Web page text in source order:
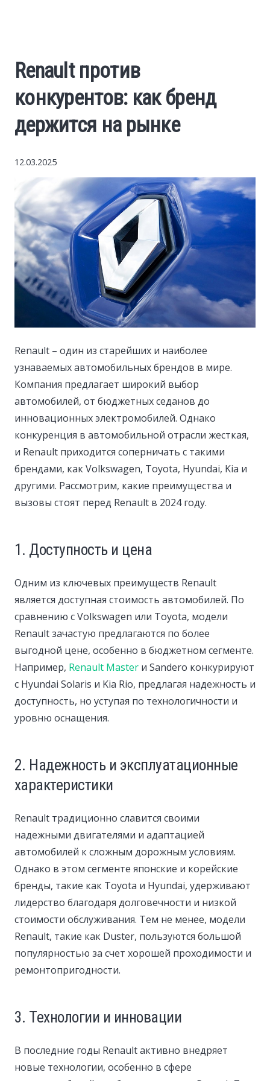
Construction
Society
Style
Tourism
Renault против
конкурентов: как бренд
держится на рынке
12.03.2025
Renault – один из старейших и наиболее
узнаваемых автомобильных брендов в мире.
Компания предлагает широкий выбор
автомобилей, от бюджетных седанов до
инновационных электромобилей. Однако
конкуренция в автомобильной отрасли жесткая,
и Renault приходится соперничать с такими
брендами, как Volkswagen, Toyota, Hyundai, Kia и
другими. Рассмотрим, какие преимущества и
вызовы стоят перед Renault в 2024 году.
1. Доступность и цена
Одним из ключевых преимуществ Renault
является доступная стоимость автомобилей. По
сравнению с Volkswagen или Toyota, модели
Renault зачастую предлагаются по более
выгодной цене, особенно в бюджетном сегменте.
Например, Renault Master и Sandero конкурируют
с Hyundai Solaris и Kia Rio, предлагая надежность и
доступность, но уступая по технологичности и
уровню оснащения.
2. Надежность и эксплуатационные
характеристики
Renault традиционно славится своими
надежными двигателями и адаптацией
автомобилей к сложным дорожным условиям.
Однако в этом сегменте японские и корейские
бренды, такие как Toyota и Hyundai, удерживают
лидерство благодаря долговечности и низкой
стоимости обслуживания. Тем не менее, модели
Renault, такие как Duster, пользуются большой
популярностью за счет хорошей проходимости и
ремонтопригодности.
3. Технологии и инновации
В последние годы Renault активно внедряет
новые технологии, особенно в сфере